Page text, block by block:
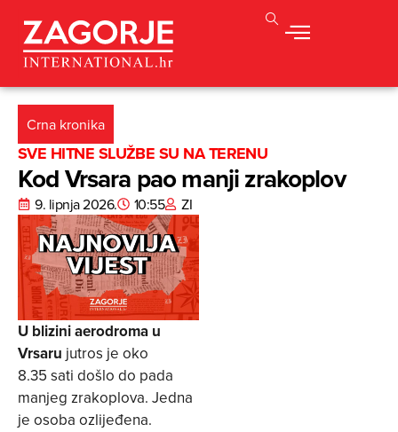
Crna kronika
SVE HITNE SLUŽBE SU NA TERENU
Kod Vrsara pao manji zrakoplov
9. lipnja 2026. 10:55 ZI
U blizini aerodroma u
Vrsaru jutros je oko
8.35 sati došlo do pada
manjeg zrakoplova. Jedna
je osoba ozlijeđena.